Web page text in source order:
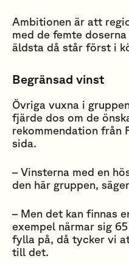
Ambitionen är att
med de femte
äldsta då står först i
Begränsad vinst
Övriga vuxna i
fjärde dos om de
rekommendation från
sida.
– Vinsterna med en
den här gruppen,
– Men det kan finnas
exempel närmar sig
fylla på, då tycker vi
till det.